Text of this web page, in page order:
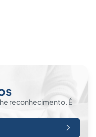
reconhecimento. É